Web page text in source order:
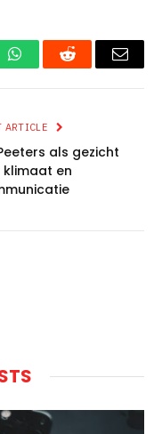
WhatsAppReddit Email
ARTICLE
als gezicht
klimaat en